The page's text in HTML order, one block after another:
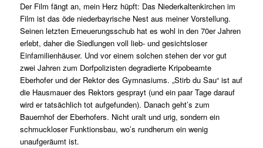
Der Film fängt an, mein Herz hüpft: Das Niederkaltenkirchen im
Film ist das öde niederbayrische Nest aus meiner Vorstellung.
Seinen letzten Erneuerungsschub hat es wohl in den 70er Jahren
erlebt, daher die Siedlungen voll lieb- und gesichtsloser
Einfamilienhäuser. Und vor einem solchen stehen der vor gut
zwei Jahren zum Dorfpolizisten degradierte Kripobeamte
Eberhofer und der Rektor des Gymnasiums. „Stirb du Sau“ ist auf
die Hausmauer des Rektors gesprayt (und ein paar Tage darauf
wird er tatsächlich tot aufgefunden). Danach geht’s zum
Bauernhof der Eberhofers. Nicht uralt und urig, sondern ein
schmuckloser Funktionsbau, wo’s rundherum ein wenig
unaufgeräumt ist.